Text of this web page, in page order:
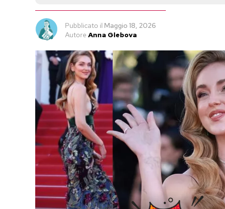
Pubblicato il Maggio 18, 2026
Autore Anna Glebova